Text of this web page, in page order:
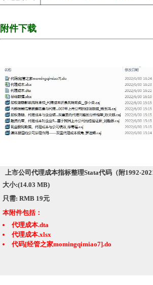
附件下载
上市公司代理成本指标整理Stata代码（附1992-
大小:(14.03 MB)
只需: RMB 19元
本附件包括：
代理成本.dta
代理成本.xlsx
代码[经管之家momingqimiao7].do
内部控制信息披露质量与代理...007年上市公司